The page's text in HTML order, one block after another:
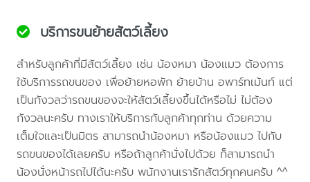
บริการขนย้ายสัตว์เลี้ยง
สำหรับลูกค้าที่มีสัตว์เลี้ยง เช่น น้องหมา น้องแมว ต้องการ
ใช้บริการรถขนของ เพื่อย้ายหอพัก ย้ายบ้าน อพาร์ทเม้นท์ แต่
เป็นกังวลว่ารถขนของจะให้สัตว์เลี้ยงขึ้นได้หรือไม่ ไม่ต้อง
กังวลนะครับ ทางเราให้บริการกับลูกค้าทุกท่าน ด้วยความ
เต็มใจและเป็นมิตร สามารถนำน้องหมา หรือน้องแมว ไปกับ
รถขนของได้เลยครับ หรือถ้าลูกค้านั่งไปด้วย ก็สามารถนำ
น้องนั่งหน้ารถไปได้นะครับ พนักงานเรารักสัตว์ทุกคนครับ ^^